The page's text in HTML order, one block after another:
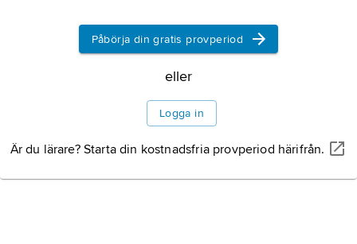
Påbörja din gratis provperiod
eller
Logga in
Är du lärare? Starta din kostnadsfria provperiod härifrån.